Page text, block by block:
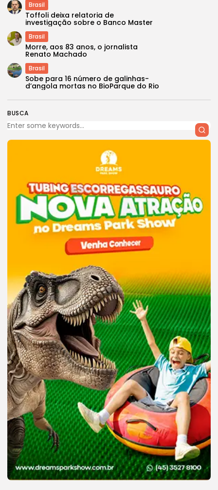
BUSCA
Brasil
Toffoli deixa relatoria de
investigação sobre o Banco Master
Brasil
Morre, aos 83 anos, o jornalista
Renato Machado
Brasil
Sobe para 16 número de galinhas-
d’angola mortas no BioParque do Rio